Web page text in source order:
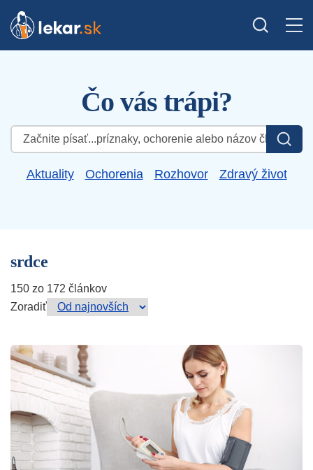
Čo vás trápi?
Hľadať:
Aktuality Ochorenia Rozhovor Zdravý život
srdce
150 zo 172 článkov
Zoradiť